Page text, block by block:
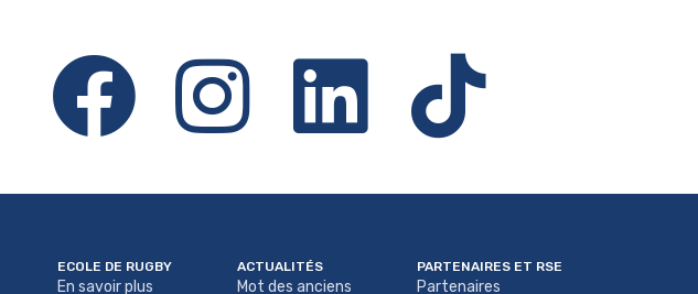
ECOLE DE RUGBY
En savoir plus
ACTUALITÉS
Mot des anciens
PARTENAIRES ET RSE
Partenaires